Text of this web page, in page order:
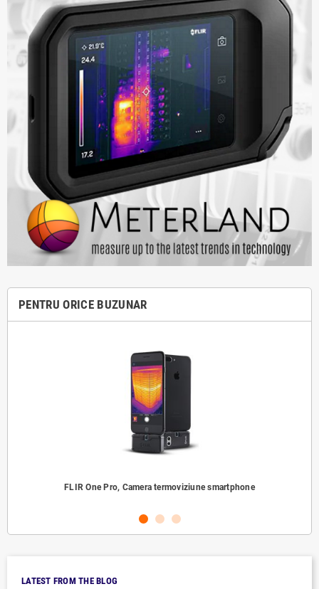
PENTRU ORICE BUZUNAR
FLIR One Pro, Camera termoviziune smartphone
LATEST FROM THE BLOG